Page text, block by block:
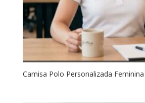
Camisa Polo Personalizada